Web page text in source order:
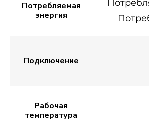
Потребляемая
энергия
Подключение
Рабочая
температура